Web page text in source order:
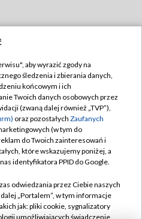
TVP
TVP
prywatności
zgody
aby wyrazić zgody na
śledzenia i zbierania danych,
końcowym i ich
Twoich danych osobowych przez
(zwaną dalej również „TVP”),
oraz pozostałych Zaufanych
(w tym do
do Twoich zainteresowań i
które wskazujemy poniżej, a
identyfikatora PPID do Google.
odwiedzania przez Ciebie naszych
„Portalem”, w tym informacje
jak: pliki cookie, sygnalizatory
umożliwiających świadczenie